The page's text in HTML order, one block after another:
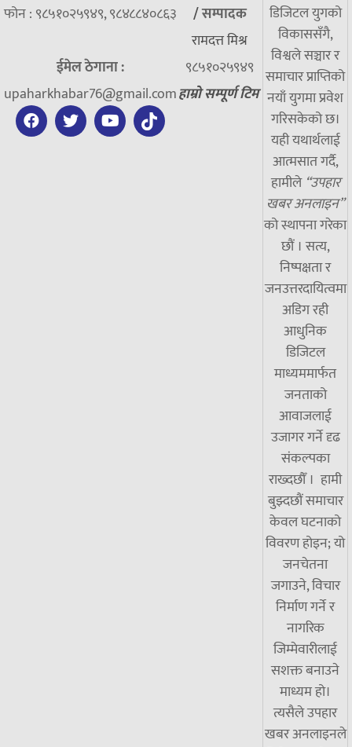
फोन : ९८५१०२५९४९, ९८४८८४०८६३
ईमेल ठेगाना :
upaharkhabar76@gmail.com
/सम्पादक
रामदत्त मिश्र
९८५१०२५९४९
हाम्रो सम्पूर्ण टिम
डिजिटल युगको
विकाससँगै,
विश्वले सञ्चार र
समाचार प्राप्तिको
नयाँ युगमा प्रवेश
गरिसकेको छ।
यही यथार्थलाई
आत्मसात गर्दै,
हामीले “उपहार
खबर अनलाइन”
को स्थापना गरेका
छौं । सत्य,
निष्पक्षता र
जनउत्तरदायित्वमा
अडिग रही
आधुनिक
डिजिटल
माध्यममार्फत
जनताको
आवाजलाई
उजागर गर्ने दृढ
संकल्पका
राख्दछौँ । हामी
बुझ्दछौं समाचार
केवल घटनाको
विवरण होइन; यो
जनचेतना
जगाउने, विचार
निर्माण गर्ने र
नागरिक
जिम्मेवारीलाई
सशक्त बनाउने
माध्यम हो।
त्यसैले उपहार
खबर अनलाइनले